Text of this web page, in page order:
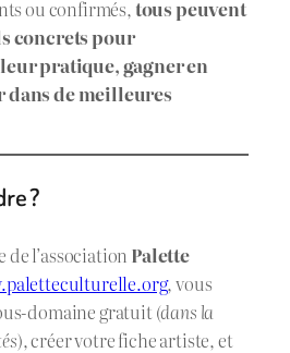
ou confirmés, tous peuvent
concrets pour
pratique, gagner en
dans de meilleures
?
de l’association Palette
, vous
domaine gratuit (dans la
), créer votre fiche artiste, et